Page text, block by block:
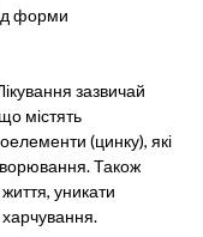
форми
зазвичай
містять
(цинку), які
Також
уникати